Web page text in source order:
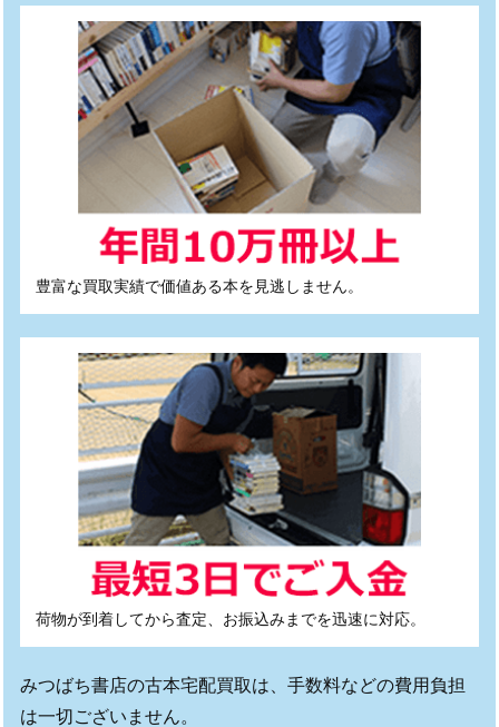
豊富な買取実績で価値ある本を見逃しません。
荷物が到着してから査定、お振込みまでを迅速に対応。
みつばち書店の古本宅配買取は、手数料などの費用負担
は一切ございません。